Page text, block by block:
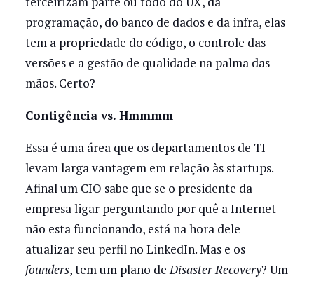
programação, do banco de dados e da infra, elas
tem a propriedade do código, o controle das
versões e a gestão de qualidade na palma das
mãos. Certo?
Contigência vs. Hmmmm
Essa é uma área que os departamentos de TI
levam larga vantagem em relação às startups.
Afinal um CIO sabe que se o presidente da
empresa ligar perguntando por quê a Internet
não esta funcionando, está na hora dele
atualizar seu perfil no LinkedIn. Mas e os
founders, tem um plano deDisaster Recovery? Um